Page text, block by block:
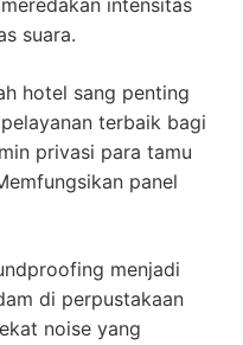
suara.
hotel sang penting
terbaik bagi
privasi para tamu
panel
menjadi
di perpustakaan
noise yang